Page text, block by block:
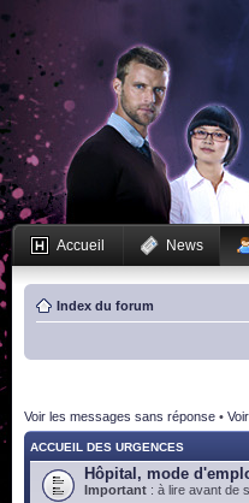
Accueil News
Index du forum
Voir les messages sans réponse •
ACCUEIL DES URGENCES
Hôpital, mode
Important : à lire avant de